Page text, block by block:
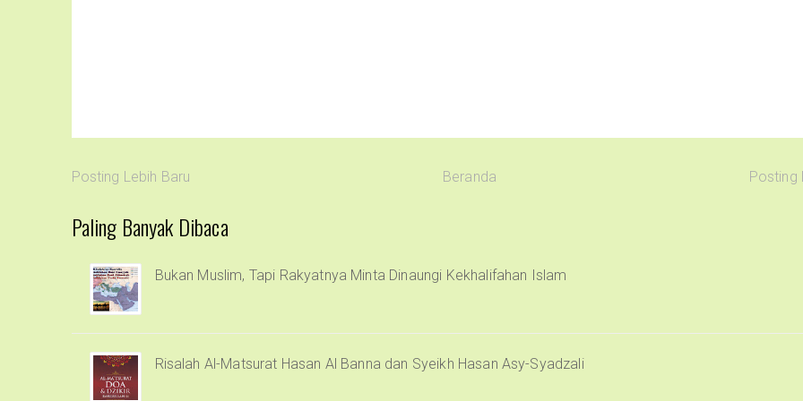
Posting Lebih Baru Beranda Posting
Paling Banyak Dibaca
Bukan Muslim, Tapi Rakyatnya Minta Dinaungi Kekhalifahan Islam
Risalah Al-Matsurat Hasan Al Banna dan Syeikh Hasan Asy-Syadzali